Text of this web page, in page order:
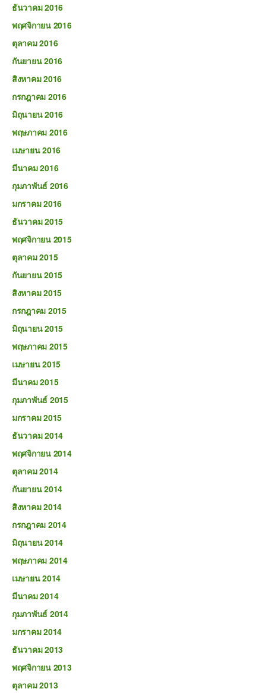
ธันวาคม 2016
พฤศจิกายน 2016
ตุลาคม 2016
กันยายน 2016
สิงหาคม 2016
กรกฎาคม 2016
มิถุนายน 2016
พฤษภาคม 2016
เมษายน 2016
มีนาคม 2016
กุมภาพันธ์ 2016
มกราคม 2016
ธันวาคม 2015
พฤศจิกายน 2015
ตุลาคม 2015
กันยายน 2015
สิงหาคม 2015
กรกฎาคม 2015
มิถุนายน 2015
พฤษภาคม 2015
เมษายน 2015
มีนาคม 2015
กุมภาพันธ์ 2015
มกราคม 2015
ธันวาคม 2014
พฤศจิกายน 2014
ตุลาคม 2014
กันยายน 2014
สิงหาคม 2014
กรกฎาคม 2014
มิถุนายน 2014
พฤษภาคม 2014
เมษายน 2014
มีนาคม 2014
กุมภาพันธ์ 2014
มกราคม 2014
ธันวาคม 2013
พฤศจิกายน 2013
ตุลาคม 2013